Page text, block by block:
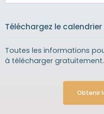
Téléchargez le
Toutes les informations
à télécharger gratuitement.
Obtenir